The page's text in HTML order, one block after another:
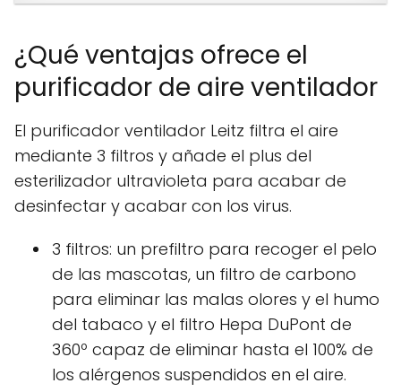
¿Qué ventajas ofrece el
purificador de aire ventilador
El purificador ventilador Leitz filtra el aire
mediante 3 filtros y añade el plus del
esterilizador ultravioleta para acabar de
desinfectar y acabar con los virus.
3 filtros: un prefiltro para recoger el pelo
de las mascotas, un filtro de carbono
para eliminar las malas olores y el humo
del tabaco y el filtro Hepa DuPont de
360º capaz de eliminar hasta el 100% de
los alérgenos suspendidos en el aire.